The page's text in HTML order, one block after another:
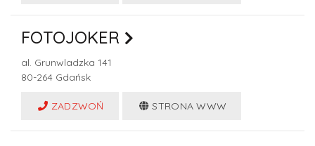
FOTOJOKER
al. Grunwladzka 141
80-264 Gdańsk
ZADZWOŃ STRONA WWW